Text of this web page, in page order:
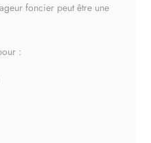
foncier peut être une
: